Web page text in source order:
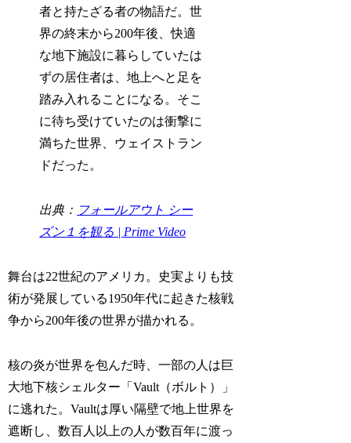
者と持たざる者の物語だ。世
界の終末から200年後、快適
な地下施設に暮らしていたは
ずの居住者は、地上へと足を
踏み入れることになる。そこ
に待ち受けていたのは衝撃に
満ちた世界、ウェイストラン
ドだった。
出典： フォールアウト シー
ズン１を観る | Prime Video
舞台は22世紀のアメリカ。史実よりも技
術が発展している1950年代に起きた核戦
争から200年後の世界が描かれる。
核の炎が世界を包んだ時、一部の人は巨
大地下核シェルター「Vault（ボルト）」
に逃れた。Vaultは厚い隔壁で地上世界を
遮断し、数百人以上の人が数百年に渡っ